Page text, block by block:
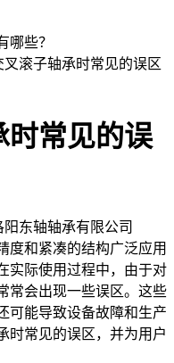
叉滚子轴承时常见的误区
时常见的误
阳东轴轴承有限公司
和紧凑的结构广泛应用
实际使用过程中，由于对
常会出现一些误区。这些
可能导致设备故障和生产
时常见的误区，并为用户